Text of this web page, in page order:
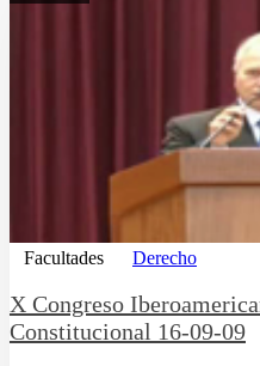
Facultades Derecho
X Congreso
Constitucional 16-09-09